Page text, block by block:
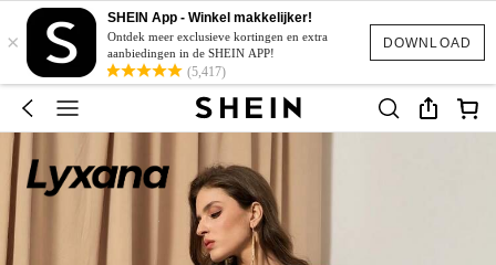
DOWNLOAD
×
SHEIN App - Winkel makkelijker!
Ontdek meer exclusieve kortingen en extra
aanbiedingen in de SHEIN APP!
(5,417)